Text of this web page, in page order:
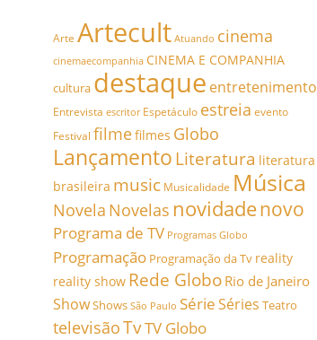
Arte Artecult Atuando cinema
cinemaecompanhia CINEMA E COMPANHIA
cultura destaque entretenimento
Entrevista escritor Espetáculo estreia evento
Festival filmefilmes Globo
Lançamento Literatura literatura
brasileira music Musicalidade Música
Novela Novelas novidadenovo
Programa de TV Programas Globo
Programação Programação da Tv reality
reality show Rede Globo Rio de Janeiro
ShowShows São Paulo SérieSéries Teatro
televisãoTvTV Globo